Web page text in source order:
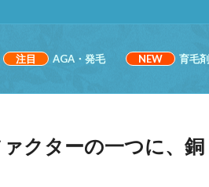
注目 AGA・発毛 NEW 育毛剤
クターの一つに、銅